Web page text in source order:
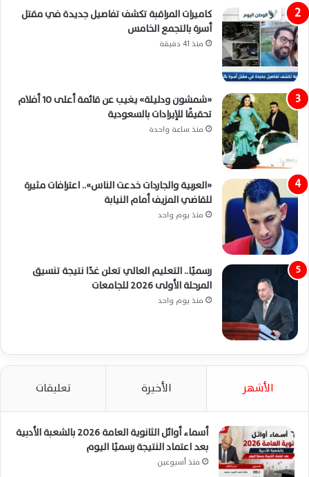
كاميرات المراقبة تكشف تفاصيل جديدة في مقتل
أسرة بالتجمع الخامس
منذ 41 دقيقة
«شمشون ودليلة» يغيب عن قائمة أعلى 10 أفلام
تحقيقًا للإيرادات بالسعودية
منذ ساعة واحدة
«العربية والجاردات خدعت الناس».. اعترافات مثيرة
للقاضي المزيف أمام النيابة
منذ يوم واحد
رسميًا.. التعليم العالي تعلن غدًا نتيجة تنسيق
المرحلة الأولى 2026 للجامعات
منذ يوم واحد
الأشهر الأخيرة تعليقات
أسماء أوائل الثانوية العامة 2026 بالشعبة الأدبية
بعد اعتماد النتيجة رسميًا اليوم
منذ أسبوعين